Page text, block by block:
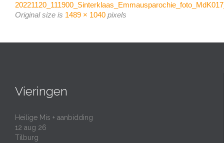
Original size is 1489 × 1040 pixels
Vieringen
Heilige Mis + aanbidding
12 aug 26
Tilburg